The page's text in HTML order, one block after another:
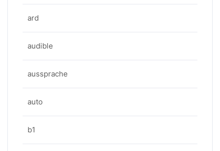
ard
audible
aussprache
auto
b1